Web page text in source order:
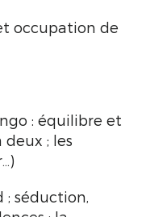
occupation de
: équilibre et
deux ; les
; séduction,